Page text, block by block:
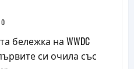
0
бележка на WWDC
си очила със